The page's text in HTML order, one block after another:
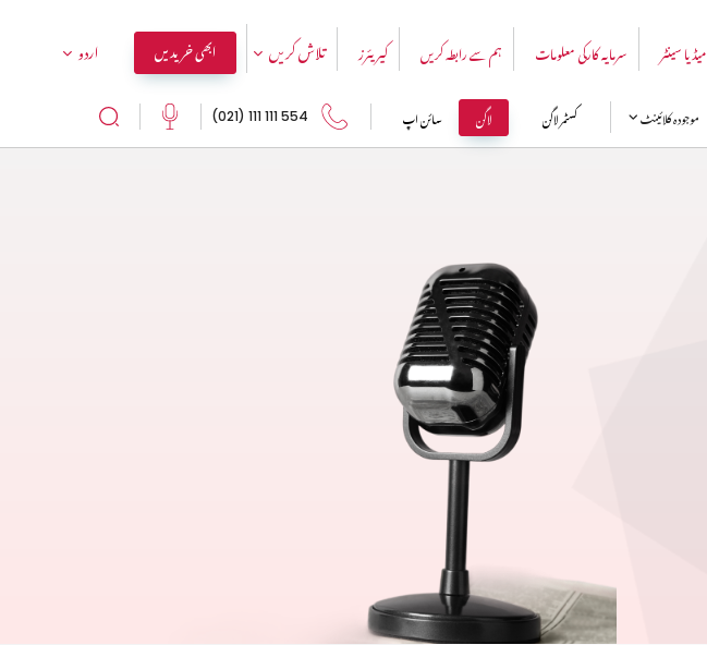
میڈیا سینٹر سرمایہ کارکی معلومات ہم سے رابطہ کریں کیریئرز تلاش کریں ابھی خریدیں اردو
موجودہ کلائینٹ کسٹمر لاگن لاگن سائن اپ 554 111 111 (021)